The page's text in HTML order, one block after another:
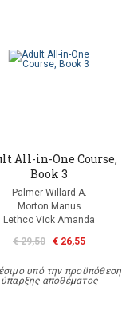
All-in-One Course,
Book 3
Palmer Willard A.
Morton Manus
Lethco Vick Amanda
€ 29,50
€ 26,55
υπό την προϋπόθεση
ύπαρξης αποθέματος